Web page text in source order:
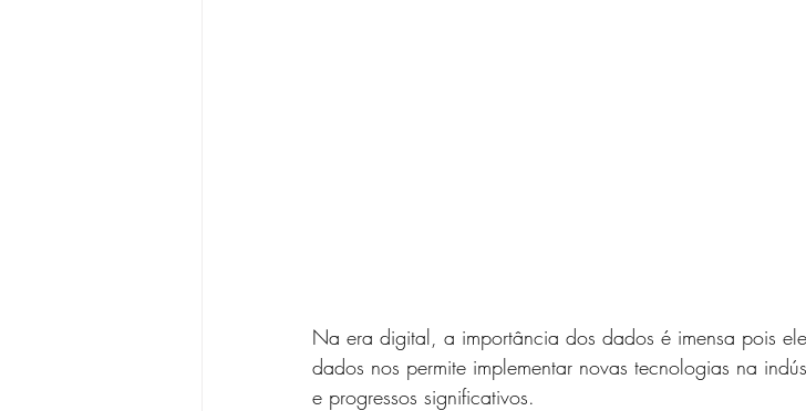
Na era digital, a importância dos dados é imensa pois
dados nos permite implementar novas tecnologias na
e progressos significativos.